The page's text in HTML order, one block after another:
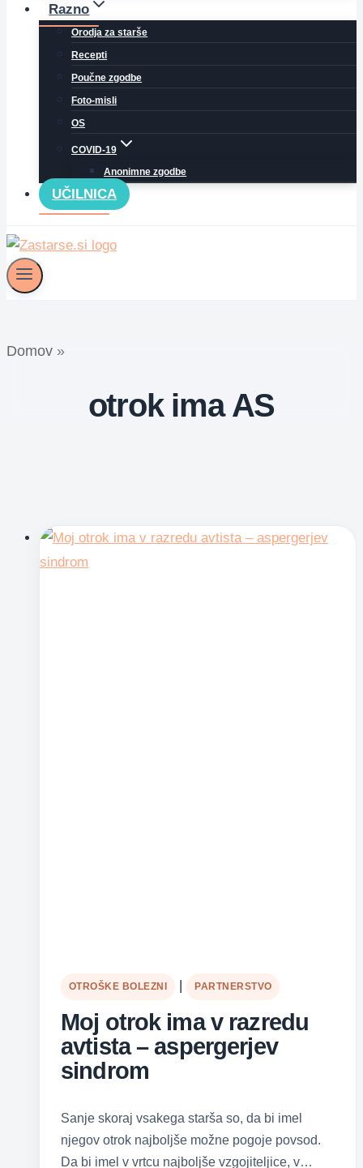
Razno
Orodja za starše
Recepti
Poučne zgodbe
Foto-misli
OS
COVID-19
Anonimne zgodbe
UČILNICA
Domov »
otrok ima AS
OTROŠKE BOLEZNI PARTNERSTVO
Moj otrok ima v razredu
avtista – aspergerjev
sindrom
Sanje skoraj vsakega starša so, da bi imel
njegov otrok najboljše možne pogoje povsod.
Da bi imel v vrtcu najboljše vzgojiteljice, v…